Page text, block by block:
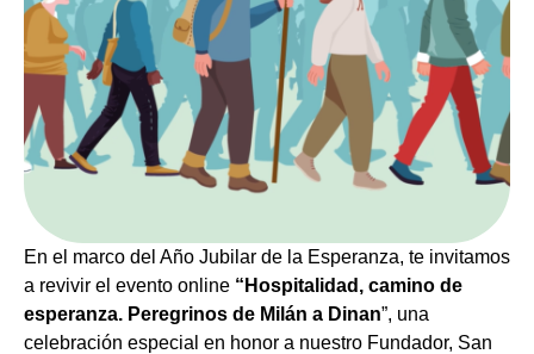
En el marco del Año Jubilar de la Esperanza, te invitamos
a revivir el evento online “Hospitalidad, camino de
esperanza. Peregrinos de Milán a Dinan”, una
celebración especial en honor a nuestro Fundador, San